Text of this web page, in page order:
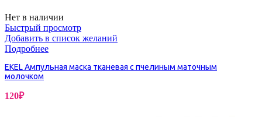
Нет в наличии
Быстрый просмотр
Добавить в список желаний
Подробнее
EKEL Ампульная маска тканевая c пчелиным маточным
молочком
120₽